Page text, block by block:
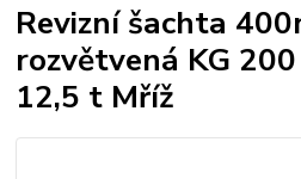
Revizní šachta
rozvětvená KG
12,5 t Mříž